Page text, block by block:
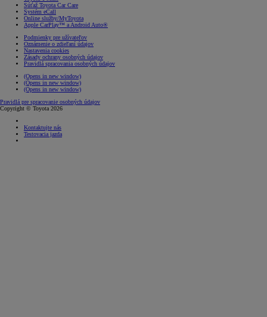
Súťaž Toyota Car Care
Systém eCall
Online služby/MyToyota
Apple CarPlay™ a Android Auto®
Podmienky pre užívateľov
Oznámenie o zdieľaní údajov
Nastavenia cookies
Zásady ochrany osobných údajov
Pravidlá spracovania osobných údajov
(Opens in new window)
(Opens in new window)
(Opens in new window)
Pravidlá pre spracovanie osobných údajov
Copyright © Toyota 2026
Kontaktujte nás
Testovacia jazda